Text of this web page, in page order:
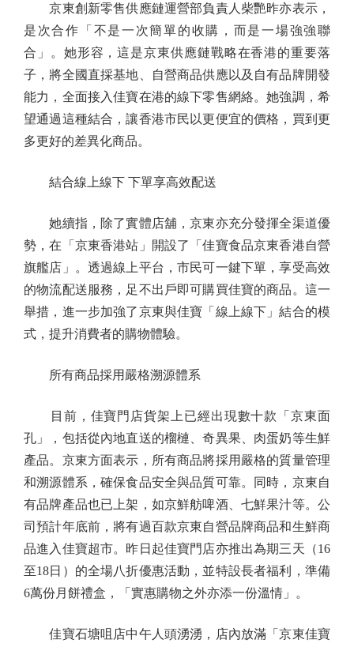
京東創新零售供應鏈運營部負責人柴艷昨亦表示，
是次合作「不是一次簡單的收購，而是一場強強聯
合」。她形容，這是京東供應鏈戰略在香港的重要落
子，將全國直採基地、自營商品供應以及自有品牌開發
能力，全面接入佳寶在港的線下零售網絡。她強調，希
望通過這種結合，讓香港市民以更便宜的價格，買到更
多更好的差異化商品。
結合線上線下 下單享高效配送
她續指，除了實體店舖，京東亦充分發揮全渠道優
勢，在「京東香港站」開設了「佳寶食品京東香港自營
旗艦店」。透過線上平台，市民可一鍵下單，享受高效
的物流配送服務，足不出戶即可購買佳寶的商品。這一
舉措，進一步加強了京東與佳寶「線上線下」結合的模
式，提升消費者的購物體驗。
所有商品採用嚴格溯源體系
目前，佳寶門店貨架上已經出現數十款「京東面
孔」，包括從內地直送的榴槤、奇異果、肉蛋奶等生鮮
產品。京東方面表示，所有商品將採用嚴格的質量管理
和溯源體系，確保食品安全與品質可靠。同時，京東自
有品牌產品也已上架，如京鮮舫啤酒、七鮮果汁等。公
司預計年底前，將有過百款京東自營品牌商品和生鮮商
品進入佳寶超市。昨日起佳寶門店亦推出為期三天（16
至18日）的全場八折優惠活動，並特設長者福利，準備
6萬份月餅禮盒，「實惠購物之外亦添一份溫情」。
佳寶石塘咀店中午人頭湧湧，店內放滿「京東佳寶